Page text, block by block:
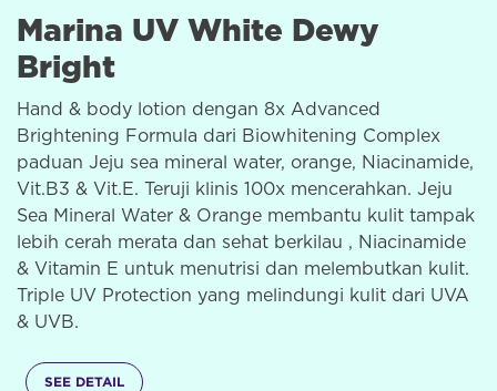
Marina UV White Dewy
Bright
Hand & body lotion dengan 8x Advanced
Brightening Formula dari Biowhitening Complex
paduan Jeju sea mineral water, orange, Niacinamide,
Vit.B3 & Vit.E. Teruji klinis 100x mencerahkan. Jeju
Sea Mineral Water & Orange membantu kulit tampak
lebih cerah merata dan sehat berkilau , Niacinamide
& Vitamin E untuk menutrisi dan melembutkan kulit.
Triple UV Protection yang melindungi kulit dari UVA
& UVB.
SEE DETAIL